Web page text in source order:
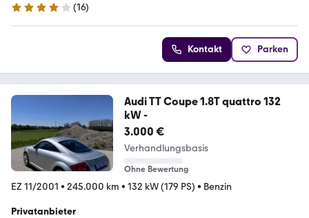
4.2 Sterne
(16)
Kontakt Parken
Audi TT Coupe 1.8T quattro 132
kW -
3.000 €
Verhandlungsbasis
Ohne Bewertung
EZ 11/2001 • 245.000 km • 132 kW (179 PS) • Benzin
Privatanbieter